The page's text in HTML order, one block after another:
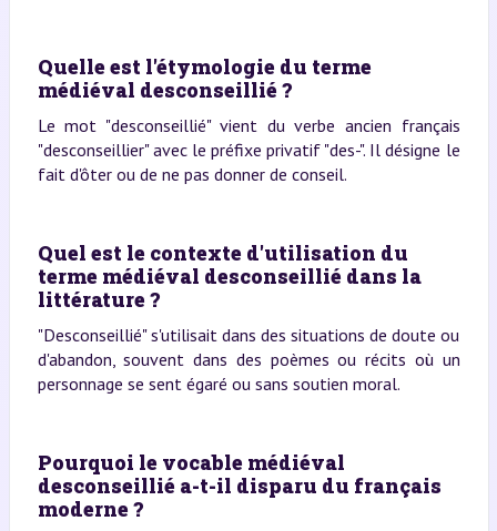
Quelle est l'étymologie du terme
médiéval desconseillié ?
Le mot "desconseillié" vient du verbe ancien français
"desconseillier" avec le préfixe privatif "des-". Il désigne le
fait d'ôter ou de ne pas donner de conseil.
Quel est le contexte d'utilisation du
terme médiéval desconseillié dans la
littérature ?
"Desconseillié" s'utilisait dans des situations de doute ou
d'abandon, souvent dans des poèmes ou récits où un
personnage se sent égaré ou sans soutien moral.
Pourquoi le vocable médiéval
desconseillié a-t-il disparu du français
moderne ?